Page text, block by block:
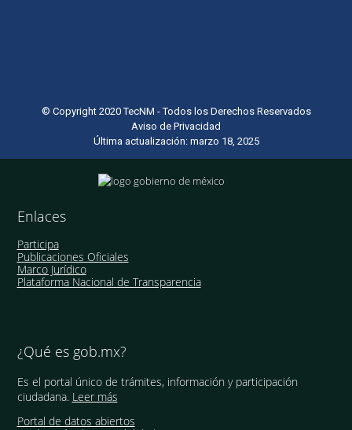
© Copyright 2020 TecNM - Todos los Derechos Reservados
Aviso de Privacidad
Última actualización: marzo 18, 2025
Enlaces
Participa
Publicaciones Oficiales
Marco Jurídico
Plataforma Nacional de Transparencia
¿Qué es gob.mx?
Es el portal único de trámites, información y participación
ciudadana. Leer más
Portal de datos abiertos